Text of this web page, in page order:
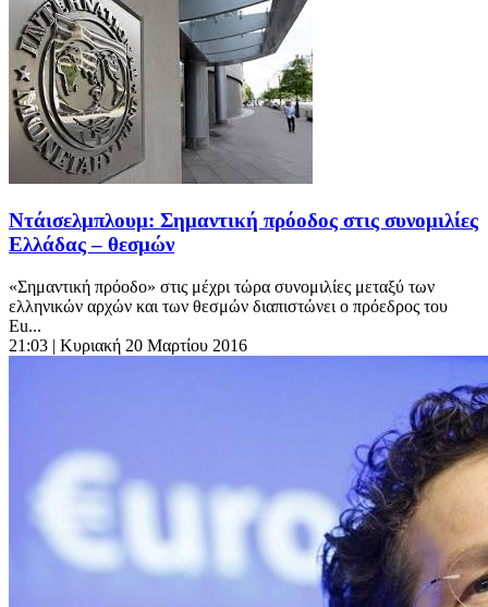
Ντάισελμπλουμ: Σημαντική πρόοδος στις συνομιλίες
Ελλάδας – θεσμών
«Σημαντική πρόοδο» στις μέχρι τώρα συνομιλίες μεταξύ των
ελληνικών αρχών και των θεσμών διαπιστώνει ο πρόεδρος του
Eu...
21:03 | Κυριακή 20 Μαρτίου 2016